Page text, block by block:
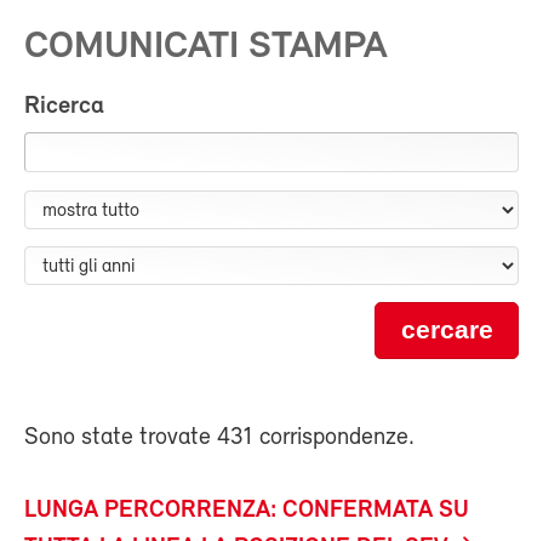
COMUNICATI STAMPA
Ricerca
cercare
Sono state trovate 431 corrispondenze.
LUNGA PERCORRENZA: CONFERMATA SU